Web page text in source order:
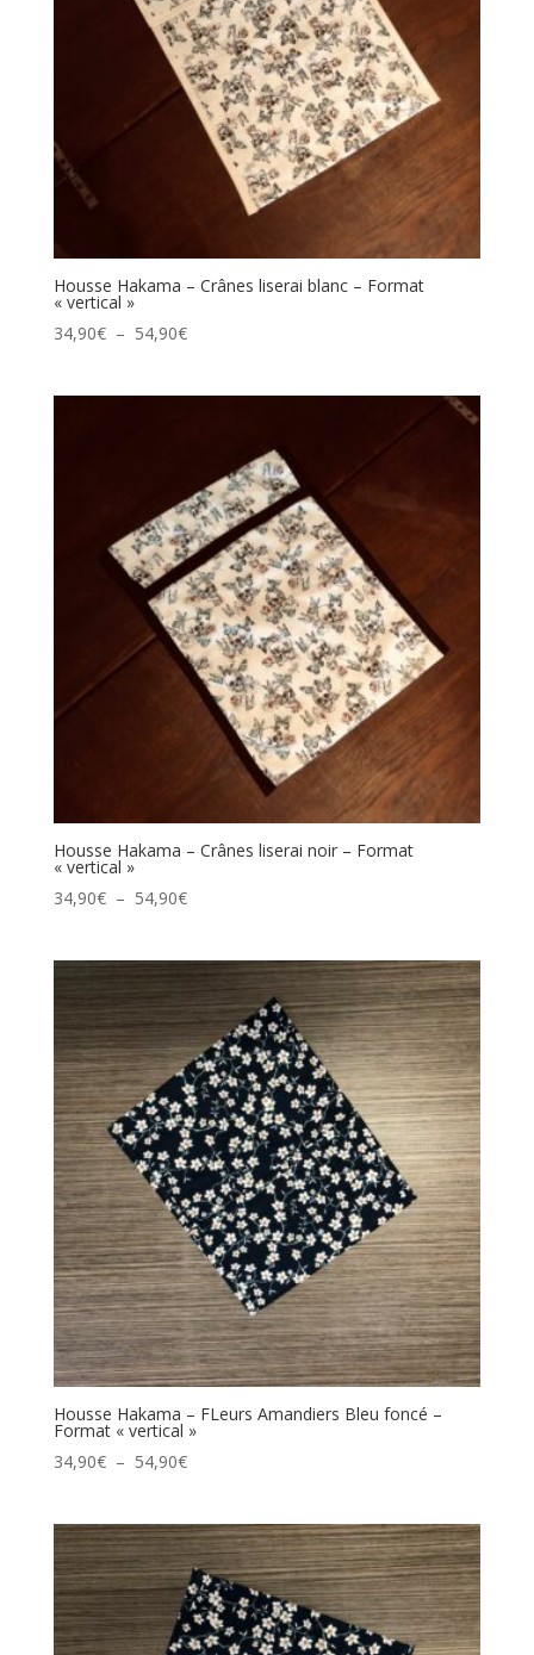
Housse Hakama – Crânes liserai blanc – Format
« vertical »
34,90€ – 54,90€Plage
54,90€
Housse Hakama – Crânes liserai noir – Format
« vertical »
34,90€ – 54,90€Plage
34,90€
54,90€
Housse Hakama – FLeurs Amandiers Bleu foncé –
Format « vertical »
34,90€ – 54,90€Plage
34,90€
à
54,90€